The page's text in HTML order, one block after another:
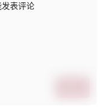
表评论